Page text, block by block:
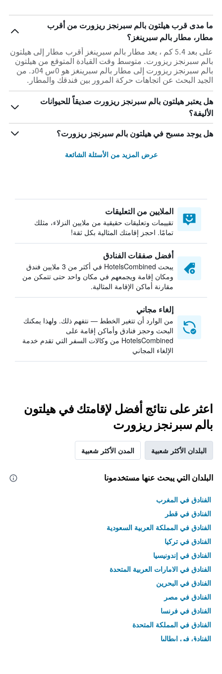
ما مدى قرب هيلتون بالم سبرنجز ريزورت من أقرب
مطار، مطار بالم سبرينغز؟
على بعد 5.4 كم ، يعد مطار بالم سبرينغز أقرب مطار إلى هيلتون
بالم سبرنجز ريزورت. متوسط وقت القيادة المتوقع من هيلتون
بالم سبرنجز ريزورت إلى مطار بالم سبرينغز هو 0س 04د. من
الجيد البحث عن اتجاهات حركة المرور بين فندقك والمطار.
هل يعتبر هيلتون بالم سبرنجز ريزورت صديقاً للحيوانات
الأليفة؟
هل يوجد مسبح في هيلتون بالم سبرنجز ريزورت؟
عرض المزيد من الأسئلة الشائعة
الملايين من التعليقات
تقييمات وتعليقات حقيقية من ملايين النزلاء، مثلك
تمامًا. احجز إقامتك المثالية بكل ثقة!
أفضل صفقات الفنادق
يبحث HotelsCombined في أكثر من 3 ملايين فندق
ومكان إقامة ويجمعهم في مكان واحد حتى تتمكن من
مقارنة أماكن الإقامة المثالية.
إلغاء مجاني
من الوارد أن تتغير الخطط — نتفهم ذلك. ولهذا يمكنك
البحث وحجز فنادق وأماكن إقامة على
HotelsCombined من وكالات السفر التي تقدم خدمة
الإلغاء المجاني
اعثر على نتائج أفضل لإقامتك في هيلتون
بالم سبرنجز ريزورت
البلدان الأكثر شعبية المدن الأكثر شعبية
البلدان التي يبحث عنها مستخدمونا
الفنادق في المغرب
الفنادق في قطر
الفنادق في المملكة العربية السعودية
الفنادق في تركيا
الفنادق في إندونيسيا
الفنادق في الامارات العربية المتحدة
الفنادق في البحرين
الفنادق في مصر
الفنادق في فرنسا
الفنادق في المملكة المتحدة
الفنادق في إيطاليا